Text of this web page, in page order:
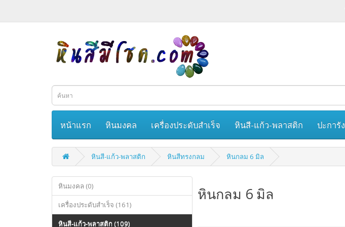
หน้าแรก หินมงคล เครื่องประดับสำเร็จ หินสี-แก้ว-พลาสติก ปะการัง
หินสี-แก้ว-พลาสติก หินสีทรงกลม หินกลม 6 มิล
หินมงคล (0)
เครื่องประดับสำเร็จ (161)
หินสี-แก้ว-พลาสติก (109)
หินกลม 6 มิล